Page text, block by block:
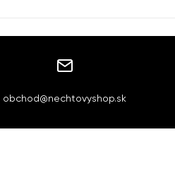
obchod@nechtovyshop.sk